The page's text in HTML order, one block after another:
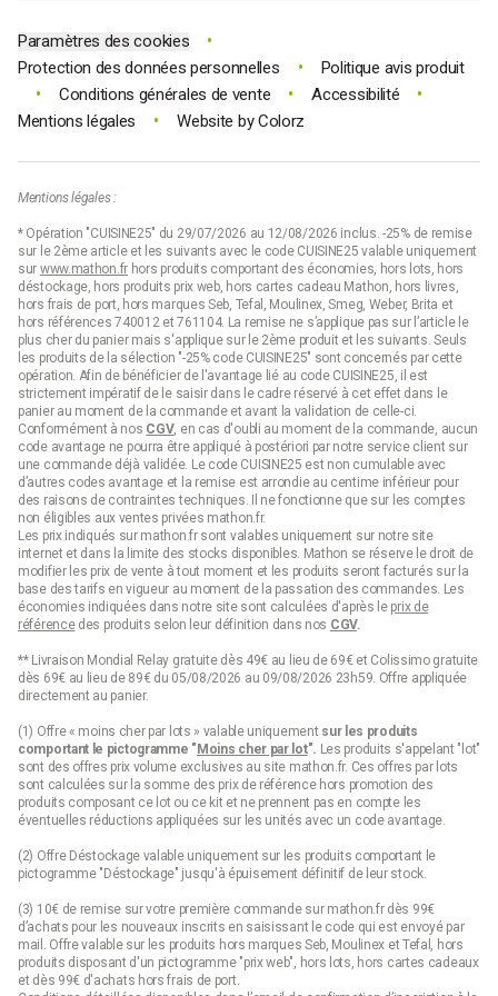
Paramètres des cookies •
Protection des données personnelles • Politique avis produit
• Conditions générales de vente • Accessibilité •
Mentions légales • Website byColorz
Mentions légales :
* Opération "CUISINE25" du 29/07/2026 au 12/08/2026 inclus. -25% de remise
sur le 2ème article et les suivants avec le code CUISINE25 valable uniquement
sur www.mathon.frhors produits comportant des économies, hors lots, hors
déstockage, hors produits prix web, hors cartes cadeau Mathon, hors livres,
hors frais de port, hors marques Seb, Tefal, Moulinex, Smeg, Weber, Brita et
hors références 740012 et 761104. La remise ne s’applique pas sur l’article le
plus cher du panier mais s'applique sur le 2ème produit et les suivants. Seuls
les produits de la sélection "-25% code CUISINE25" sont concernés par cette
opération. Afin de bénéficier de l'avantage lié au code CUISINE25, il est
strictement impératif de le saisir dans le cadre réservé à cet effet dans le
panier au moment de la commande et avant la validation de celle-ci.
Conformément à nos CGV, en cas d'oubli au moment de la commande, aucun
code avantage ne pourra être appliqué à postériori par notre service client sur
une commande déjà validée. Le code CUISINE25 est non cumulable avec
d’autres codes avantage et la remise est arrondie au centime inférieur pour
des raisons de contraintes techniques. Il ne fonctionne que sur les comptes
non éligibles aux ventes privées mathon.fr.
Les prix indiqués sur mathon.fr sont valables uniquement sur notre site
internet et dans la limite des stocks disponibles. Mathon se réserve le droit de
modifier les prix de vente à tout moment et les produits seront facturés sur la
base des tarifs en vigueur au moment de la passation des commandes. Les
économies indiquées dans notre site sont calculées d'après le prix de
référencedes produits selon leur définition dans nos CGV.
** Livraison Mondial Relay gratuite dès 49€ au lieu de 69€ et Colissimo gratuite
dès 69€ au lieu de 89€ du 05/08/2026 au 09/08/2026 23h59. Offre appliquée
directement au panier.
(1) Offre « moins cher par lots » valable uniquement sur les produits
comportant le pictogramme " Moins cher par lot". Les produits s'appelant "lot"
sont des offres prix volume exclusives au site mathon.fr. Ces offres par lots
sont calculées sur la somme des prix de référence hors promotion des
produits composant ce lot ou ce kit et ne prennent pas en compte les
éventuelles réductions appliquées sur les unités avec un code avantage.
(2) Offre Déstockage valable uniquement sur les produits comportant le
pictogramme "Déstockage" jusqu'à épuisement définitif de leur stock.
(3) 10€ de remise sur votre première commande sur mathon.fr dès 99€
d’achats pour les nouveaux inscrits en saisissant le code qui est envoyé par
mail. Offre valable sur les produits hors marques Seb, Moulinex et Tefal, hors
produits disposant d'un pictogramme "prix web", hors lots, hors cartes cadeaux
et dès 99€ d'achats hors frais de port.